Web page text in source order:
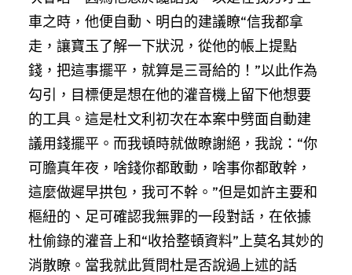
車之時，他便自動、明白的建議瞭“信我都拿
走，讓寶玉了解一下狀況，從他的帳上提點
錢，把這事擺平，就算是三哥給的！”以此作為
勾引，目標便是想在他的灌音機上留下他想要
的工具。這是杜文利初次在本案中劈面自動建
議用錢擺平。而我頓時就做瞭謝絕，我說：“你
可膽真年夜，啥錢你都敢動，啥事你都敢幹，
這麼做遲早拱包，我可不幹。”但是如許主要和
樞紐的、足可確認我無罪的一段對話，在依據
杜偷錄的灌音上和“收拾整頓資料”上莫名其妙的
消散瞭。當我就此質問杜是否說過上述的話